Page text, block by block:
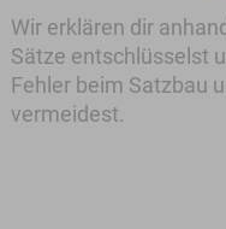
Wir erklären dir
Sätze entschlüsselst
Fehler beim Satzbau
vermeidest.